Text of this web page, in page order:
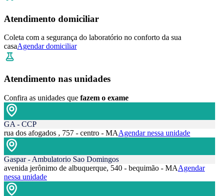
Atendimento domiciliar
Coleta com a segurança do laboratório no conforto da sua
casaAgendar domiciliar
Atendimento nas unidades
Confira as unidades que fazem o exame
GA - CCP
rua dos afogados , 757 - centro - MAAgendar nessa unidade
Gaspar - Ambulatorio Sao Domingos
avenida jerônimo de albuquerque, 540 - bequimão - MAAgendar
nessa unidade